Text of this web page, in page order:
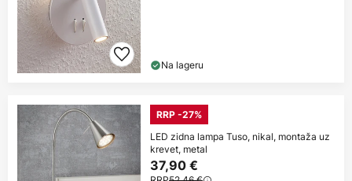
Na lageru
RRP -27%
LED zidna lampa Tuso, nikal, montaža uz
krevet, metal
37,90 €